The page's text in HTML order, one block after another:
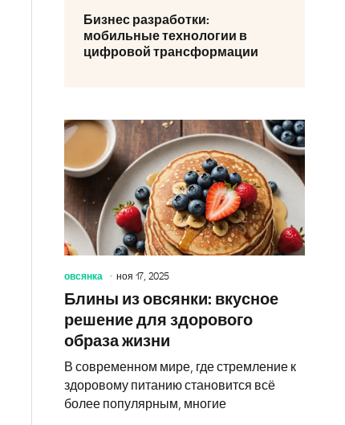
Бизнес разработки:
мобильные технологии в
цифровой трансформации
овсянка ноя 17, 2025
Блины из овсянки: вкусное
решение для здорового
образа жизни
В современном мире, где стремление к
здоровому питанию становится всё
более популярным, многие